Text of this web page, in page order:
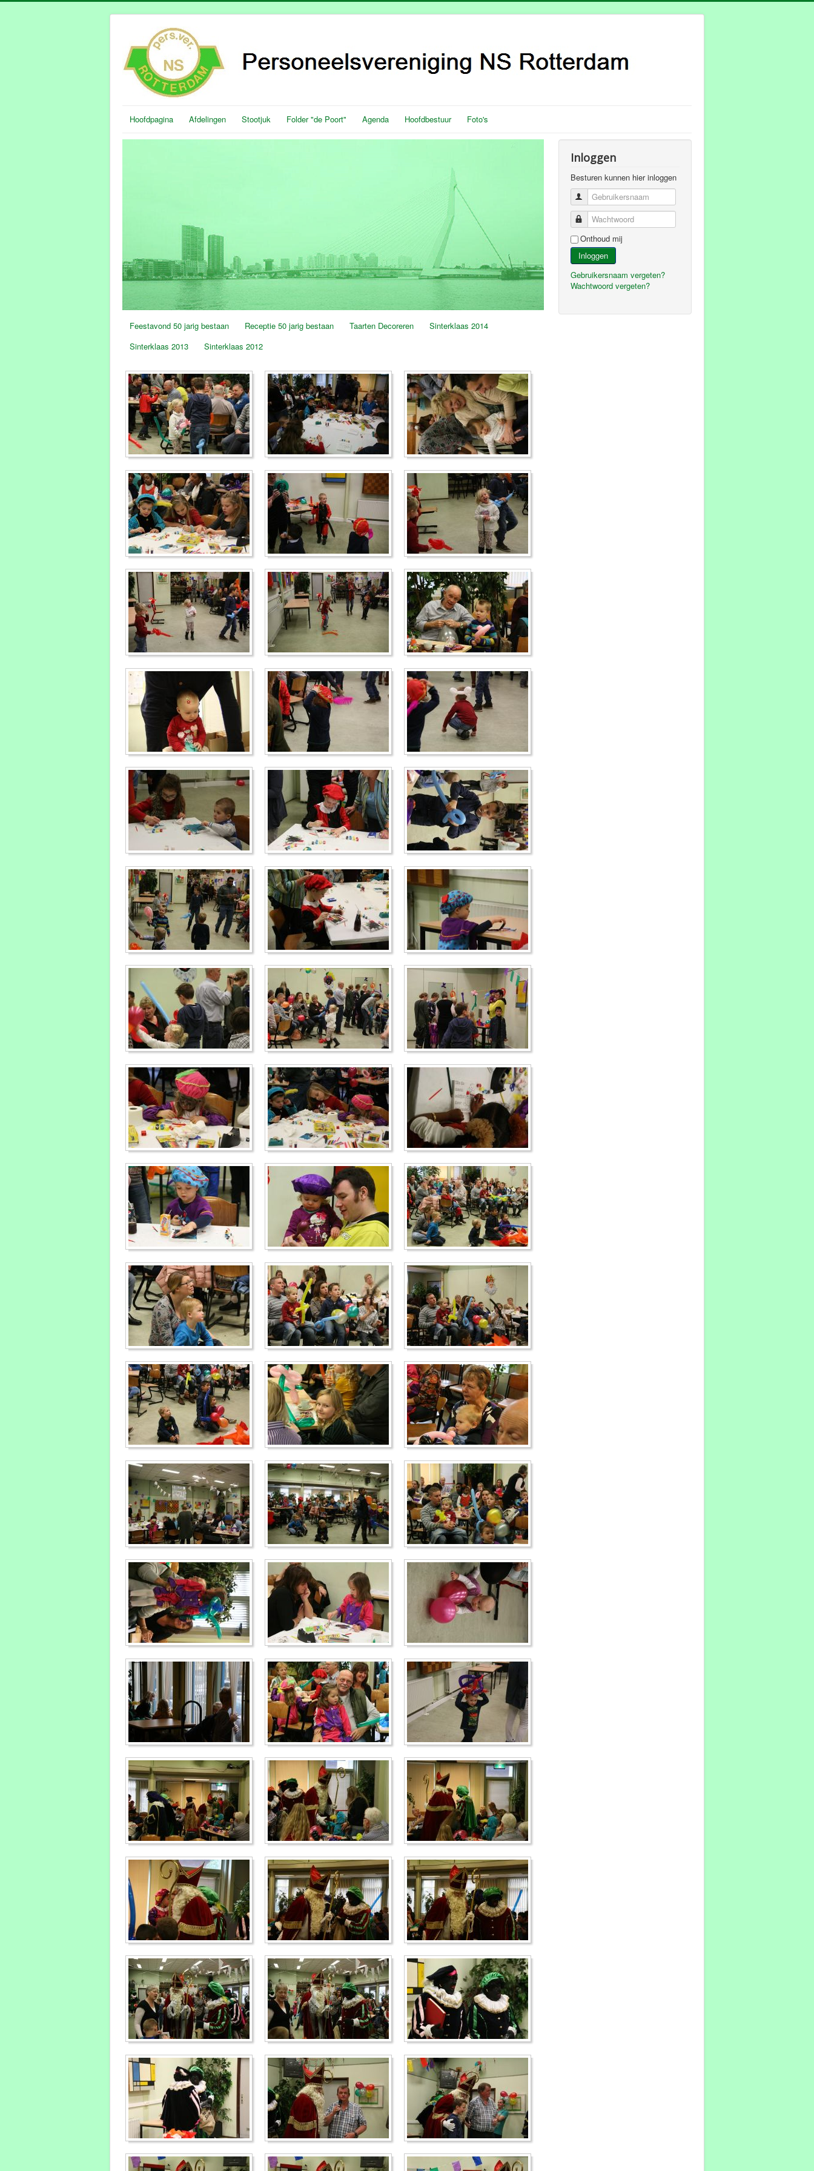
Hoofdpagina Afdelingen Stootjuk Folder "de Poort" Agenda Hoofdbestuur Foto's
Feestavond 50 jarig bestaan Receptie 50 jarig bestaan Taarten Decoreren
Sinterklaas 2014
Sinterklaas 2013
Sinterklaas 2012
Inloggen
Besturen kunnen hier inloggen
Gebruikersnaam
Wachtwoord
Onthoud mij
Inloggen
Gebruikersnaam vergeten?
Wachtwoord vergeten?